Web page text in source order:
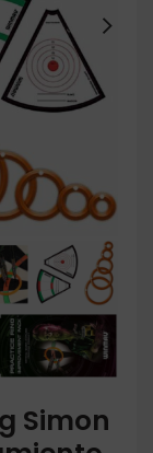
Simon